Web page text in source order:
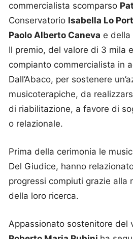
commercialista scomparso
Conservatorio Isabella Lo
Paolo Alberto Caneva e della
Il premio, del valore di 3 mila
compianto commercialista in
Dall’Abaco, per sostenere
musicoterapiche, da
di riabilitazione, a favore di
o relazionale.
Prima della cerimonia le
Del Giudice, hanno
progressi compiuti grazie alla
della loro ricerca.
Appassionato sostenitore del